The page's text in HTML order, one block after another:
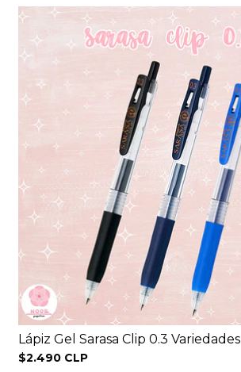
Lápiz Gel Sarasa Clip 0.3 Variedades
$2.490 CLP